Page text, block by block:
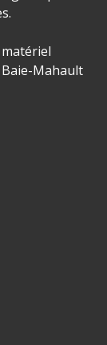
Mahault